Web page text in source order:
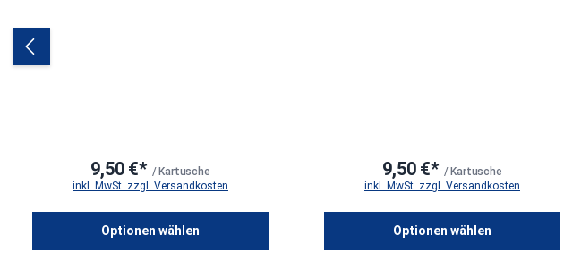
9,50 €* / Kartusche
inkl. MwSt. zzgl. Versandkosten
Optionen wählen
9,50 €* / Kartusche
inkl. MwSt. zzgl. Versandkosten
Optionen wählen